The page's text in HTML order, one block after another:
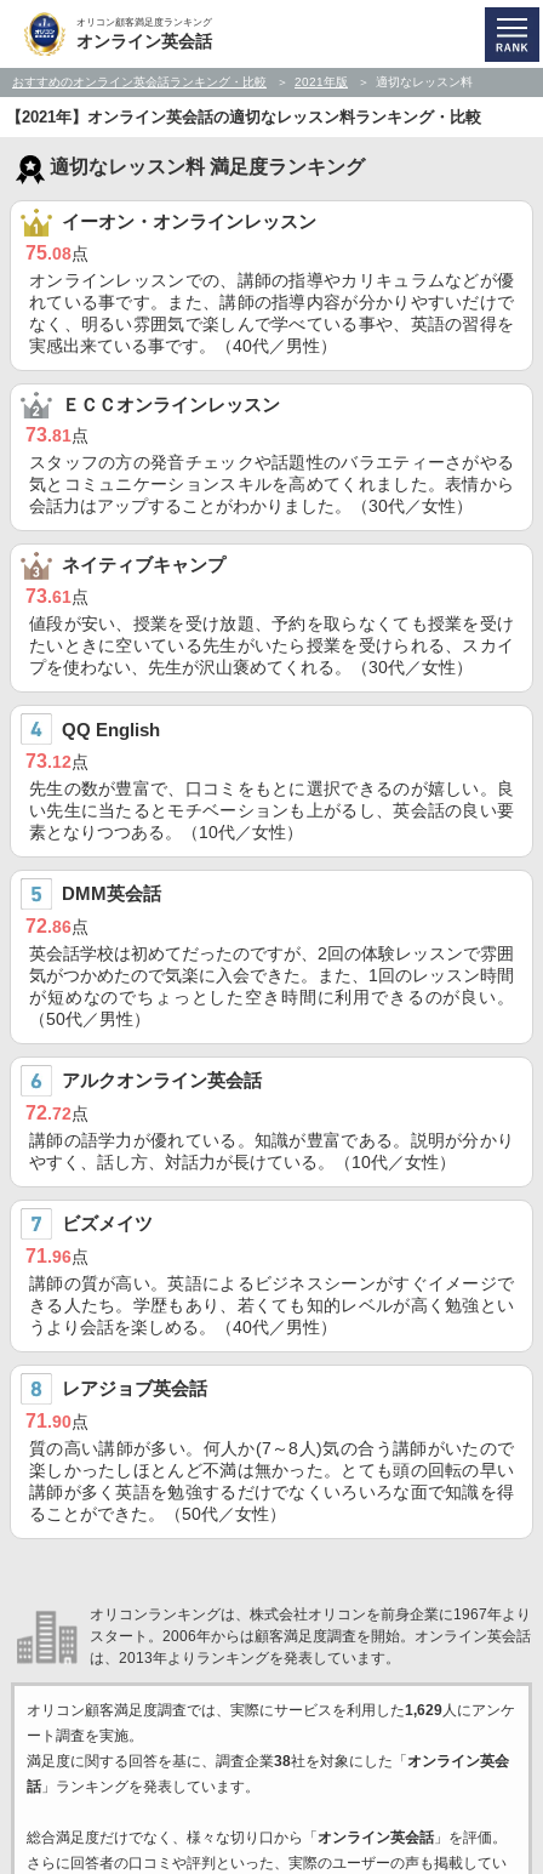
オリコン顧客満足度ランキング
オンライン英会話
おすすめのオンライン英会話ランキング・比較 2021年版 適切なレッスン料
【2021年】オンライン英会話の適切なレッスン料ランキング・比較
適切なレッスン料 満足度ランキング
イーオン・オンラインレッスン
75.08点
オンラインレッスンでの、講師の指導やカリキュラムなどが優
れている事です。また、講師の指導内容が分かりやすいだけで
なく、明るい雰囲気で楽しんで学べている事や、英語の習得を
実感出来ている事です。（40代／男性）
ＥＣＣオンラインレッスン
73.81点
スタッフの方の発音チェックや話題性のバラエティーさがやる
気とコミュニケーションスキルを高めてくれました。表情から
会話力はアップすることがわかりました。（30代／女性）
ネイティブキャンプ
73.61点
値段が安い、授業を受け放題、予約を取らなくても授業を受け
たいときに空いている先生がいたら授業を受けられる、スカイ
プを使わない、先生が沢山褒めてくれる。（30代／女性）
QQ English
73.12点
先生の数が豊富で、口コミをもとに選択できるのが嬉しい。良
い先生に当たるとモチベーションも上がるし、英会話の良い要
素となりつつある。（10代／女性）
DMM英会話
72.86点
英会話学校は初めてだったのですが、2回の体験レッスンで雰囲
気がつかめたので気楽に入会できた。また、1回のレッスン時間
が短めなのでちょっとした空き時間に利用できるのが良い。
（50代／男性）
アルクオンライン英会話
72.72点
講師の語学力が優れている。知識が豊富である。説明が分かり
やすく、話し方、対話力が長けている。（10代／女性）
ビズメイツ
71.96点
講師の質が高い。英語によるビジネスシーンがすぐイメージで
きる人たち。学歴もあり、若くても知的レベルが高く勉強とい
うより会話を楽しめる。（40代／男性）
レアジョブ英会話
71.90点
質の高い講師が多い。何人か(7～8人)気の合う講師がいたので
楽しかったしほとんど不満は無かった。とても頭の回転の早い
講師が多く英語を勉強するだけでなくいろいろな面で知識を得
ることができた。（50代／女性）
オリコンランキングは、株式会社オリコンを前身企業に1967年より
スタート。2006年からは顧客満足度調査を開始。オンライン英会話
は、2013年よりランキングを発表しています。
オリコン顧客満足度調査では、実際にサービスを利用した1,629人にアンケ
ート調査を実施。
満足度に関する回答を基に、調査企業38社を対象にした「 オンライン英会
話」ランキングを発表しています。
総合満足度だけでなく、様々な切り口から「 オンライン英会話」を評価。
さらに回答者の口コミや評判といった、実際のユーザーの声も掲載してい